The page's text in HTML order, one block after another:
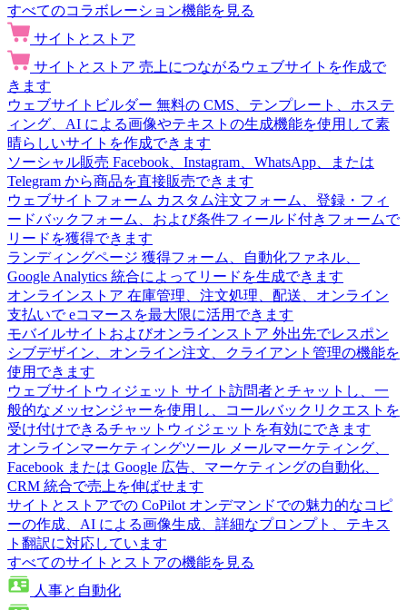
すべてのコラボレーション機能を見る
サイトとストア
サイトとストア 売上につながるウェブサイトを作成で
きます
ウェブサイトビルダー 無料の CMS、テンプレート、ホステ
ィング、AI による画像やテキストの生成機能を使用して素
晴らしいサイトを作成できます
ソーシャル販売 Facebook、Instagram、WhatsApp、または
Telegram から商品を直接販売できます
ウェブサイトフォーム カスタム注文フォーム、登録・フィ
ードバックフォーム、および条件フィールド付きフォームで
リードを獲得できます
ランディングページ 獲得フォーム、自動化ファネル、
Google Analytics 統合によってリードを生成できます
オンラインストア 在庫管理、注文処理、配送、オンライン
支払いで eコマースを最大限に活用できます
モバイルサイトおよびオンラインストア 外出先でレスポン
シブデザイン、オンライン注文、クライアント管理の機能を
使用できます
ウェブサイトウィジェット サイト訪問者とチャットし、一
般的なメッセンジャーを使用し、コールバックリクエストを
受け付けできるチャットウィジェットを有効にできます
オンラインマーケティングツール メールマーケティング、
Facebook または Google 広告、マーケティングの自動化、
CRM 統合で売上を伸ばせます
サイトとストアでの CoPilot オンデマンドでの魅力的なコピ
ーの作成、AI による画像生成、詳細なプロンプト、テキス
ト翻訳に対応しています
すべてのサイトとストアの機能を見る
人事と自動化